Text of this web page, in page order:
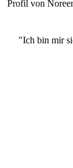
Profil von
"Ich bin mir